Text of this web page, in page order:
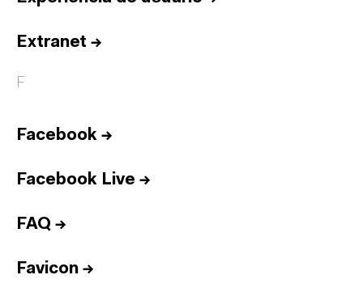
Extranet →
F
Facebook →
Facebook Live →
FAQ →
Favicon →